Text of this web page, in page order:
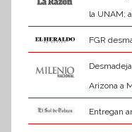
la UNAM;
FGR
Arizona a
Entregan